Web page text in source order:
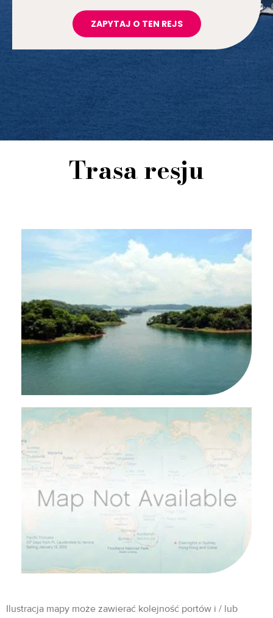
ZAPYTAJ O TEN REJS
Trasa resju
Ilustracja mapy może zawierać kolejność portów i / lub